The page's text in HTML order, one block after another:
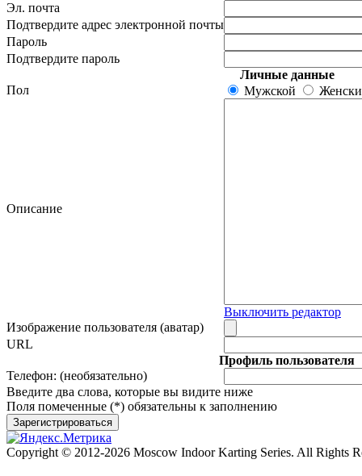
Эл. почта
Подтвердите адрес электронной почты
Пароль
Подтвердите пароль
Личные данные
Пол
Мужской
Описание
Выключить редактор
Изображение пользователя (аватар)
URL
Профиль пользователя
Телефон: (необязательно)
Введите два слова, которые вы видите ниже
Поля помеченные (*) обязательны к заполнению
Зарегистрироваться
Copyright © 2012-2026 Moscow Indoor Karting Series. All Rights